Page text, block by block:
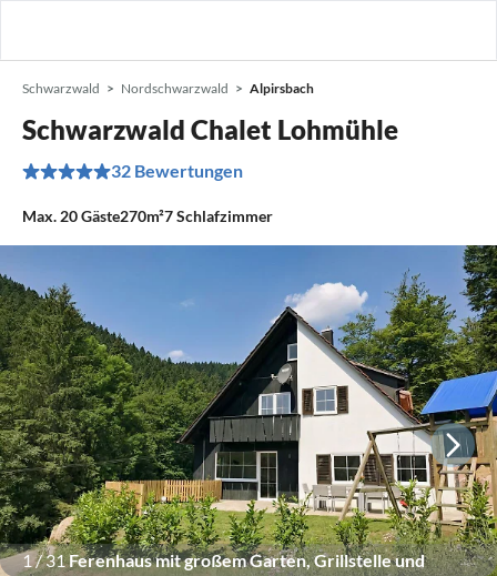
Schwarzwald Nordschwarzwald Alpirsbach
Schwarzwald Chalet Lohmühle
32 Bewertungen
Max. 20Gäste270m²7Schlafzimmer
1 /31Ferenhaus mit großem Garten, Grillstelle und